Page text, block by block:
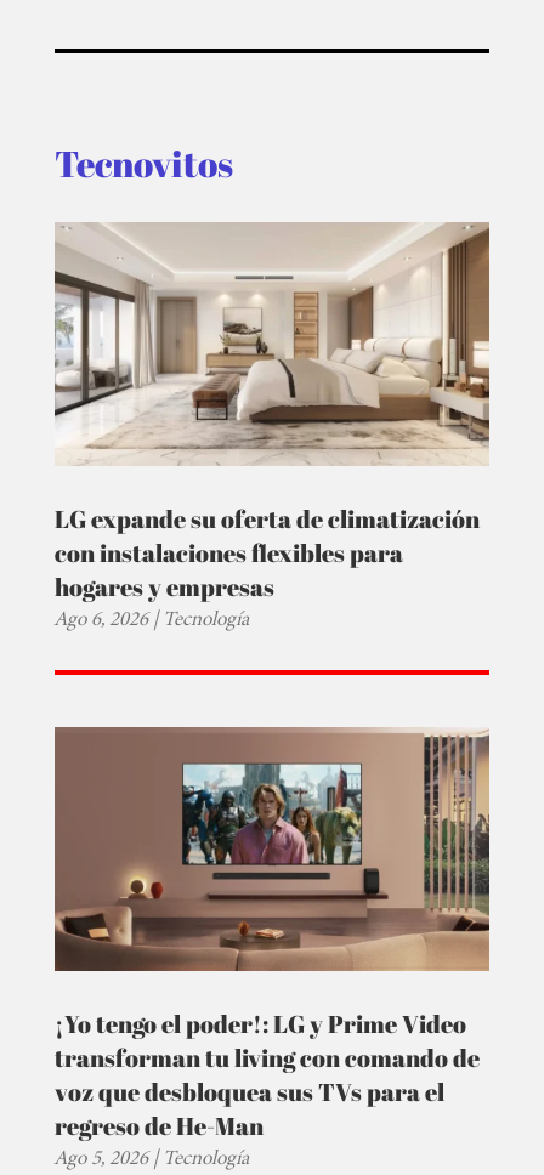
Tecnovitos
LG expande su oferta de climatización
con instalaciones flexibles para
hogares y empresas
Ago 6, 2026|Tecnología
¡Yo tengo el poder!: LG y Prime Video
transforman tu living con comando de
voz que desbloquea sus TVs para el
regreso de He-Man
Ago 5, 2026|Tecnología